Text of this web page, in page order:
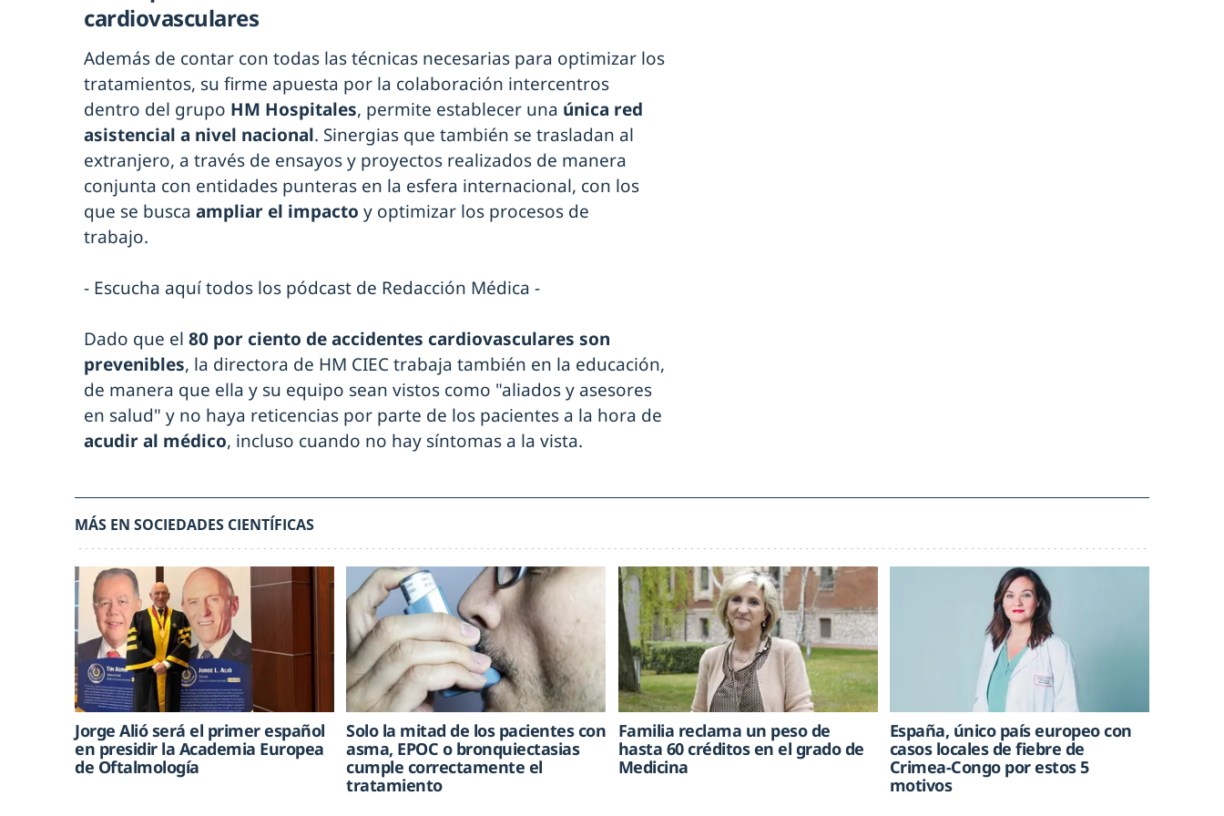
cardiovasculares
Además de contar con todas las técnicas necesarias para optimizar los
tratamientos, su firme apuesta por la colaboración intercentros
dentro del grupo HM Hospitales, permite establecer una única red
asistencial a nivel nacional. Sinergias que también se trasladan al
extranjero, a través de ensayos y proyectos realizados de manera
conjunta con entidades punteras en la esfera internacional, con los
que se busca ampliar el impacto y optimizar los procesos de
trabajo.
- Escucha aquí todos los pódcast de Redacción Médica -
Dado que el 80 por ciento de accidentes cardiovasculares son
prevenibles, la directora de HM CIEC trabaja también en la educación,
de manera que ella y su equipo sean vistos como "aliados y asesores
en salud" y no haya reticencias por parte de los pacientes a la hora de
acudir al médico, incluso cuando no hay síntomas a la vista.
MÁS EN SOCIEDADES CIENTÍFICAS
Jorge Alió será el primer español
en presidir la Academia Europea
de Oftalmología
Solo la mitad de los pacientes con
asma, EPOC o bronquiectasias
cumple correctamente el
tratamiento
Familia reclama un peso de
hasta 60 créditos en el grado de
Medicina
España, único país europeo con
casos locales de fiebre de
Crimea-Congo por estos 5
motivos